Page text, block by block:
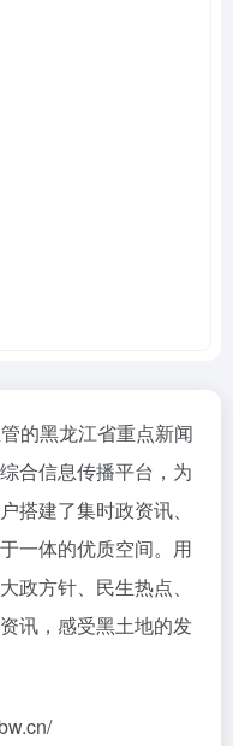
的黑龙江省重点新闻
合信息传播平台，为
搭建了集时政资讯、
一体的优质空间。用
政方针、民生热点、
讯，感受黑土地的发